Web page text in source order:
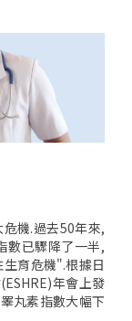
,但熱量來自哪一
利麵和糖等高升
傾向儲存熱量.
澱粉",較不易轉
食物也較難被消
量.Ludwig提出
情況正好相反.
存脂肪,也讓人
調方式與食物成
量比生食更容易
量則較難吸收.這
吸收多少,取決於
只是把食物磨碎
.通常PAD要到幾
為血管風險的早
法用遺傳或環境
現在都應該被認
女性需要終身進
和其他心血管
機制仍不甚明了.
病會增加中年時
險,最終目標是"儘
預,保護她們的長
出生登記冊的數
分娩的婦女.既往
據是瑞典醫院登
機.過去50年來,
數已驟降了一半,
育危機".根據日
年會上發
丸素指數大幅下